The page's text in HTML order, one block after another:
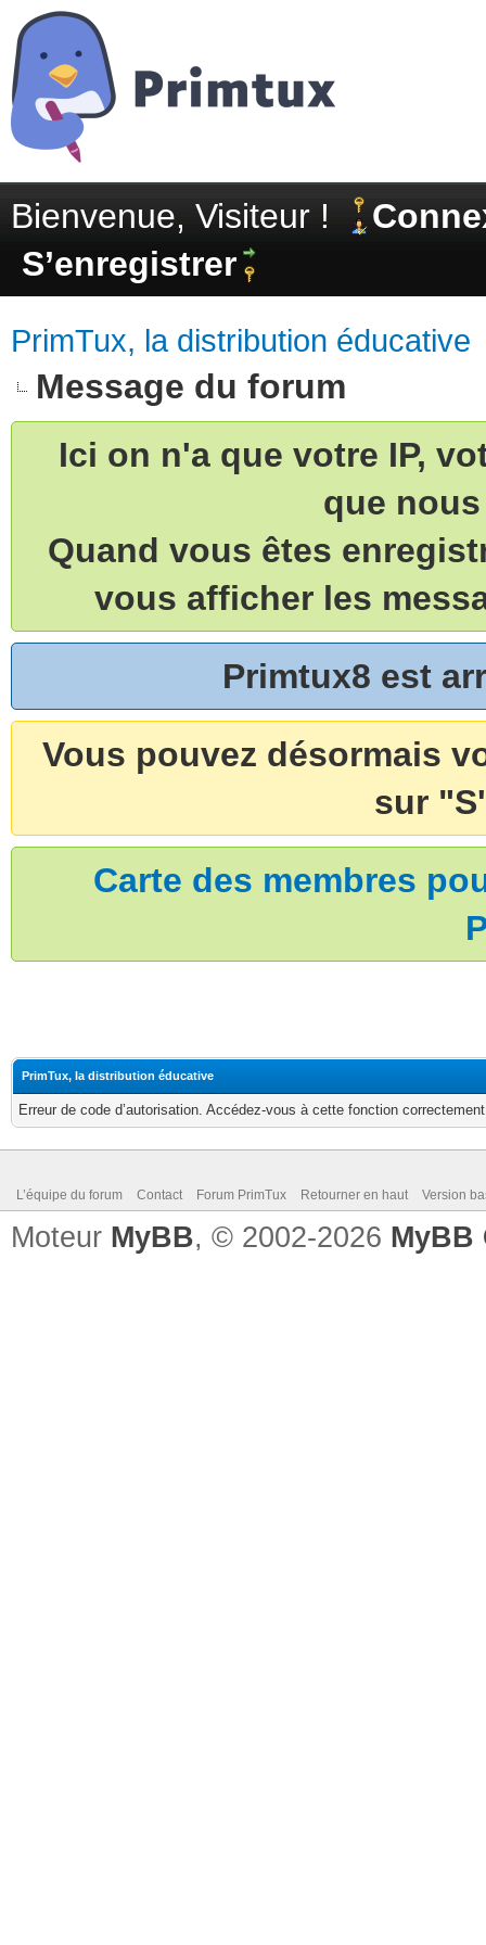
Bienvenue, Visiteur !
S’enregistrer
PrimTux, la distribution éducative
Message du forum
Ici on n'a que votre IP,
que
Quand vous êtes
vous afficher les
Primtux8 est
Vous pouvez désormais
sur
Carte des membres
PrimTux, la distribution éducative
Erreur de code d’autorisation. Accédez-vous à cette fonction
L’équipe du forum Contact Forum PrimTux Retourner en haut Version
Moteur MyBB, © 2002-2026 MyBB